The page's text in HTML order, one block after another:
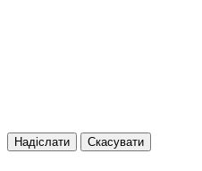
Надіслати Скасувати